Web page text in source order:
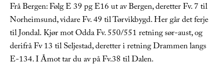
Frå Bergen: Følg E 39 pg E16 ut av Bergen, deretter Fv. 7 til
Norheimsund, vidare Fv. 49 til Tørvikbygd. Her går det ferje
til Jondal. Kjør mot Odda Fv. 550/551 retning sør-aust, og
derifrå Fv 13 til Seljestad, deretter i retning Drammen langs
E-134. I Åmot tar du av på Fv.38 til Dalen.